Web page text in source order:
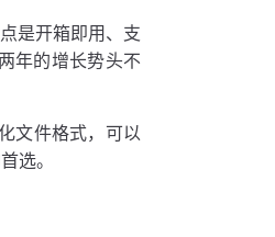
是开箱即用、支
年的增长势头不
文件格式，可以
选。